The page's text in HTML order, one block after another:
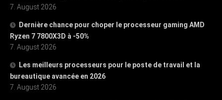
7. August 2026
Dernière chance pour choper le processeur gaming AMD
Ryzen 7 7800X3D à -50%
7. August 2026
Les meilleurs processeurs pour le poste de travail et la
bureautique avancée en 2026
7. August 2026